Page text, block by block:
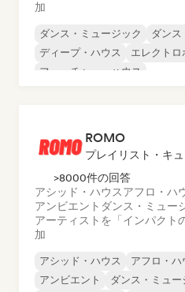
加
ダンス・ミュージック
ダンス
ディープ・ハウス
エレクトロ
フューチャー・ハウス
ROMO
プレイリスト・キ
>8000件の回答
アシッド・ハウスアフロ・ハ
アンビエント ダンス・ミュー
アーティストを「インパクト
加
アシッド・ハウス
アフロ・ハ
アンビエント
ダンス・ミュー